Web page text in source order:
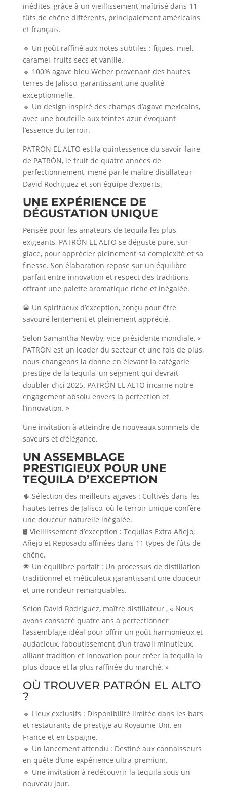
inédites, grâce à un vieillissement maîtrisé dans 11
fûts de chêne différents, principalement américains
et français.
🔹 Un goût raffiné aux notes subtiles : figues, miel,
caramel, fruits secs et vanille.
🔹 100% agave bleu Weber provenant des hautes
terres de Jalisco, garantissant une qualité
exceptionnelle.
🔹 Un design inspiré des champs d’agave mexicains,
avec une bouteille aux teintes azur évoquant
l’essence du terroir.
PATRÓN EL ALTO est la quintessence du savoir-faire
de PATRÓN, le fruit de quatre années de
perfectionnement, mené par le maître distillateur
David Rodriguez et son équipe d’experts.
UNE EXPÉRIENCE DE
DÉGUSTATION UNIQUE
Pensée pour les amateurs de tequila les plus
exigeants, PATRÓN EL ALTO se déguste pure, sur
glace, pour apprécier pleinement sa complexité et sa
finesse. Son élaboration repose sur un équilibre
parfait entre innovation et respect des traditions,
offrant une palette aromatique riche et inégalée.
🥃 Un spiritueux d’exception, conçu pour être
savouré lentement et pleinement apprécié.
Selon Samantha Newby, vice-présidente mondiale, «
PATRÓN est un leader du secteur et une fois de plus,
nous changeons la donne en élevant la catégorie
prestige de la tequila, un segment qui devrait
doubler d’ici 2025. PATRÓN EL ALTO incarne notre
engagement absolu envers la perfection et
l’innovation. »
Une invitation à atteindre de nouveaux sommets de
saveurs et d’élégance.
UN ASSEMBLAGE
PRESTIGIEUX POUR UNE
TEQUILA D’EXCEPTION
🌵 Sélection des meilleurs agaves : Cultivés dans les
hautes terres de Jalisco, où le terroir unique confère
une douceur naturelle inégalée.
🛢 Vieillissement d’exception : Tequilas Extra Añejo,
Añejo et Reposado affinées dans 11 types de fûts de
chêne.
🌟 Un équilibre parfait : Un processus de distillation
traditionnel et méticuleux garantissant une douceur
et une rondeur remarquables.
Selon David Rodriguez, maître distillateur , « Nous
avons consacré quatre ans à perfectionner
l’assemblage idéal pour offrir un goût harmonieux et
audacieux, l’aboutissement d’un travail minutieux,
alliant tradition et innovation pour créer la tequila la
plus douce et la plus raffinée du marché. »
OÙ TROUVER PATRÓN EL ALTO
?
🔹 Lieux exclusifs : Disponibilité limitée dans les bars
et restaurants de prestige au Royaume-Uni, en
France et en Espagne.
🔹 Un lancement attendu : Destiné aux connaisseurs
en quête d’une expérience ultra-premium.
🔹 Une invitation à redécouvrir la tequila sous un
nouveau jour.